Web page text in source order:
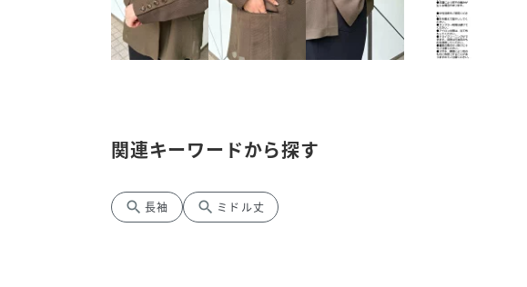
関連キーワードから探す
search 長袖 search ミドル丈